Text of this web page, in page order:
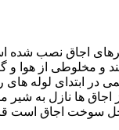
اجاق نصب شده
و مخلوطی از هوا و
در ابتدای لوله
ها نازل به شیر
سوخت اجاق است